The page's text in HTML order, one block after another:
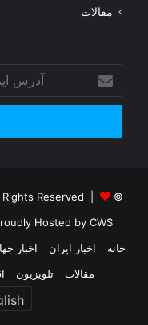
مقالات
ایمیل
خود
وارد
© Copyright 2026, Channel One HD, All Rights Reserved |
Hosted by CWS
خانه
اخبار ایران اخبار
مقالات
تلویزیون